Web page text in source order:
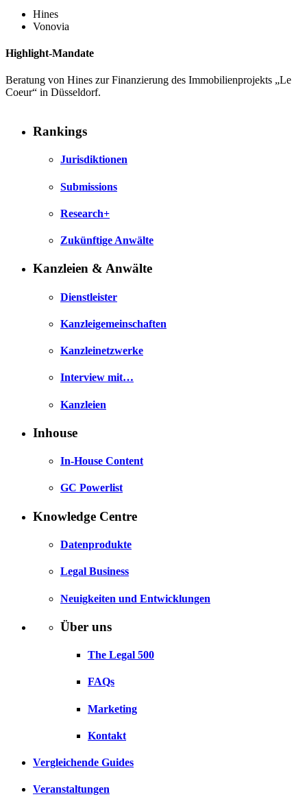
Hines
Vonovia
Highlight-Mandate
Beratung von Hines zur Finanzierung des Immobilienprojekts „Le
Coeur“ in Düsseldorf.
Rankings
Jurisdiktionen
Submissions
Research+
Zukünftige Anwälte
Kanzleien & Anwälte
Dienstleister
Kanzleigemeinschaften
Kanzleinetzwerke
Interview mit…
Kanzleien
Inhouse
In-House Content
GC Powerlist
Knowledge Centre
Datenprodukte
Legal Business
Neuigkeiten und Entwicklungen
Über uns
The Legal 500
FAQs
Marketing
Kontakt
Vergleichende Guides
Veranstaltungen